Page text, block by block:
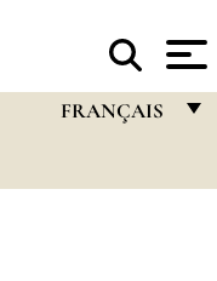
FRANÇAIS